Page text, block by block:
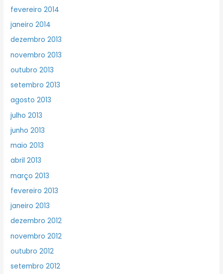
fevereiro 2014
janeiro 2014
dezembro 2013
novembro 2013
outubro 2013
setembro 2013
agosto 2013
julho 2013
junho 2013
maio 2013
abril 2013
março 2013
fevereiro 2013
janeiro 2013
dezembro 2012
novembro 2012
outubro 2012
setembro 2012